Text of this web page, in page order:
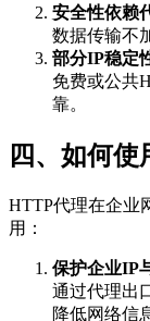
安全性依赖
数据传输不
部分IP稳定
免费或公共
靠。
四、如何
HTTP代理在企业
用：
保护企业IP
通过代理出
降低网络信